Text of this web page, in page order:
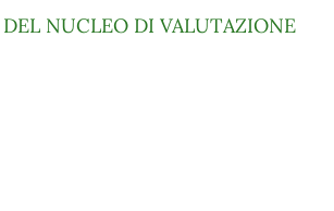
NUCLEO DI VALUTAZIONE